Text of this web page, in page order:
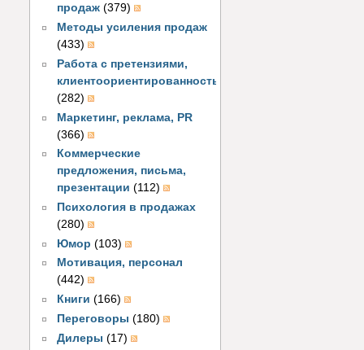
продаж (379)
Методы усиления продаж
(433)
Работа с претензиями,
клиентоориентированность
(282)
Маркетинг, реклама, PR
(366)
Коммерческие
предложения, письма,
презентации (112)
Психология в продажах
(280)
Юмор (103)
Мотивация, персонал
(442)
Книги (166)
Переговоры (180)
Дилеры (17)